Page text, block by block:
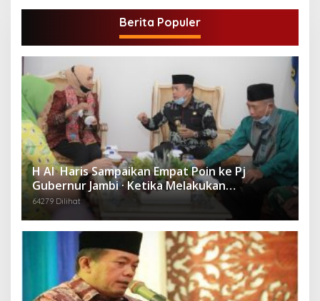
Berita Populer
H Al Haris Sampaikan Empat Poin ke Pj
Gubernur Jambi · Ketika Melakukan
Kunjungan Kerja ke Merangin
64279 Dilihat